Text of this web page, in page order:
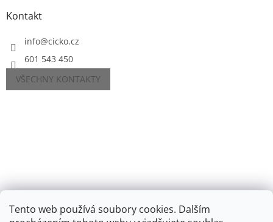
Tento web používá soubory cookies. Dalším
Kontakt
info@cicko.cz
601 543 450
VŠECHNY KONTAKTY